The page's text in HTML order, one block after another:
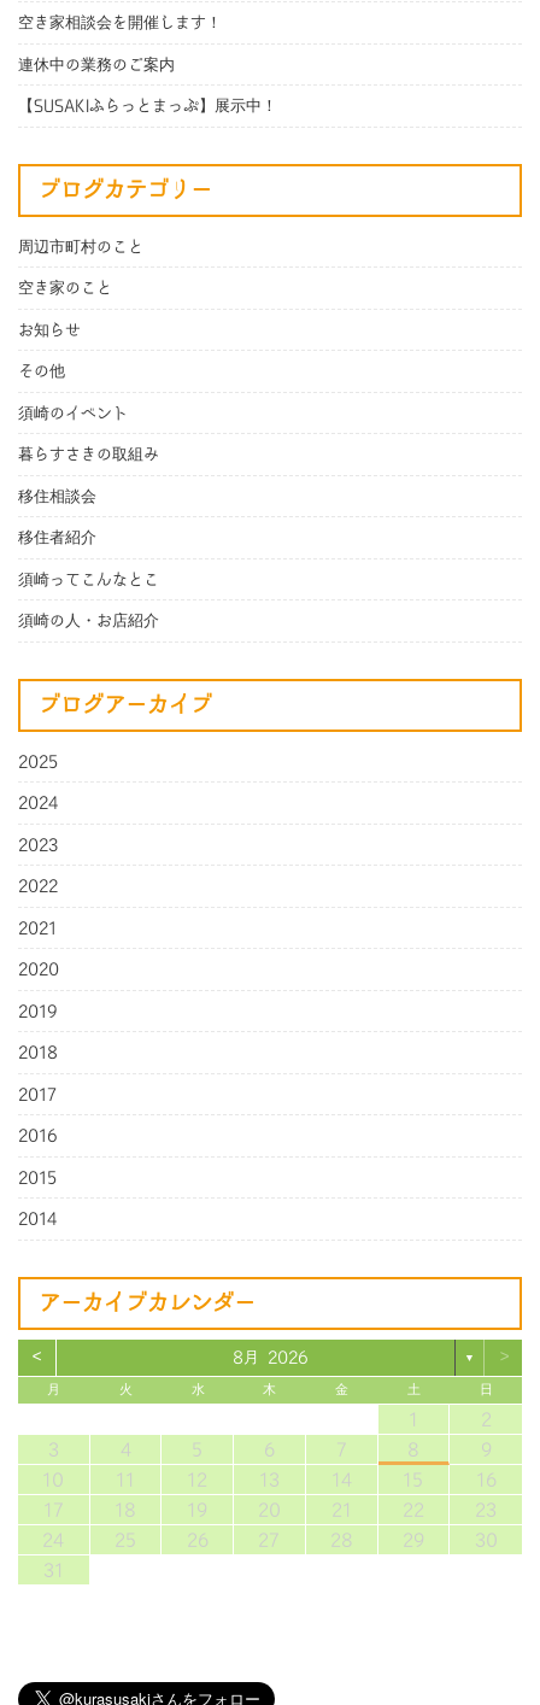
空き家相談会を開催します！
連休中の業務のご案内
【SUSAKIふらっとまっぷ】展示中！
ブログカテゴリー
周辺市町村のこと
空き家のこと
お知らせ
その他
須崎のイベント
暮らすさきの取組み
移住相談会
移住者紹介
須崎ってこんなとこ
須崎の人・お店紹介
ブログアーカイブ
2025
2024
2023
2022
2021
2020
2019
2018
2017
2016
2015
2014
アーカイブカレンダー
< 8月 2026 ▼ >
月 火 水 木 金 土 日
1
2
3
4 5 6 7 8
9
10
11 12 13 14 15
16
17
18 19 20 21 22
23
24
25 26 27 28 29
30
31